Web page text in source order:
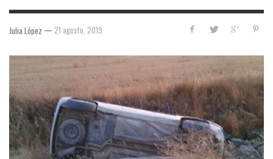
Julia López — 21 agosto, 2019